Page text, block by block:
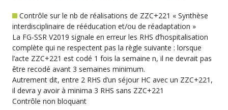
Contrôle sur le nb de réalisations de ZZC+221 « Synthèse
interdisciplinaire de rééducation et/ou de réadaptation »
La FG-SSR V2019 signale en erreur les RHS d’hospitalisation
complète qui ne respectent pas la règle suivante : lorsque
l’acte ZZC+221 est codé 1 fois la semaine n, il ne devrait pas
être recodé avant 3 semaines minimum.
Autrement dit, entre 2 RHS d’un séjour HC avec un ZZC+221,
il devra y avoir à minima 3 RHS sans ZZC+221
Contrôle non bloquant